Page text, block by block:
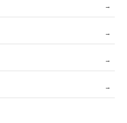
→
→
→
→